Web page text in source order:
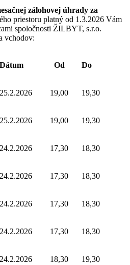
zálohovej úhrady za
priestoru platný od 1.3.2026 Vám
spoločnosti ŽILBYT, s.r.o.
vchodov:
Dátum Od Do
25.2.2026 19,00 19,30
25.2.2026 19,00 19,30
24.2.2026 17,30 18,30
24.2.2026 17,30 18,30
24.2.2026 17,30 18,30
24.2.2026 17,30 18,30
24.2.2026 18,30 19,30